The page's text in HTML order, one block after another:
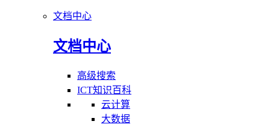
文档中心
文档中心
高级搜索
ICT知识百科
云计算
大数据